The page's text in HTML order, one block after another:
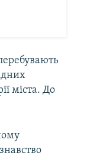
міста. До